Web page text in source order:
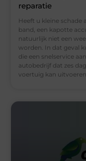
reparatie
Heeft u kleine schade
band, een kapotte
natuurlijk niet een
worden. In dat geval
die een snelservice
autobedrijf dat zes
voertuig kan